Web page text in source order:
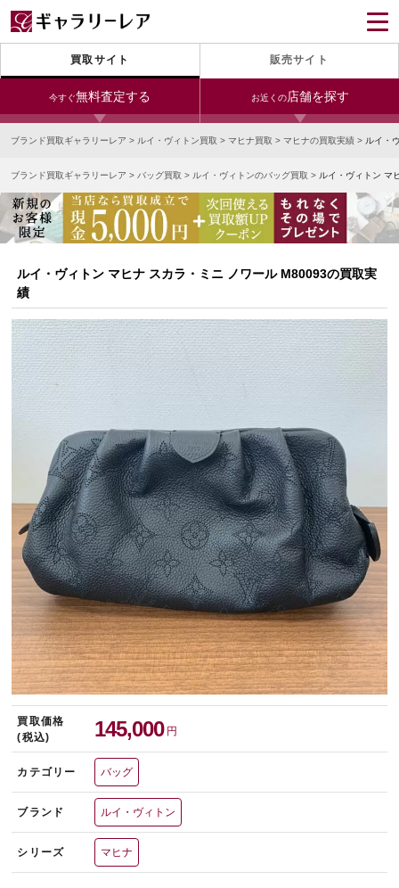
買取サイト 販売サイト
今すぐ無料査定する お近くの店舗を探す
24時間受付（対応時間10:00～19:00）
宅配買取を申し込む
無料の宅配キットをお届けします
今すぐ電話査定
受付時間 10:00～19:00
銀座本店 青山表参道店 新宿東口店
小田急新宿店 LAB東京 名古屋大須店
中野ブロードウェイ
宅配買取を申し込む
無料の宅配キットをお届けします
ブランド買取ギャラリーレア > ルイ・ヴィトン買取 > マヒナ買取 > マヒナの買取実績 > ルイ・
ブランド買取ギャラリーレア > バッグ買取 > ルイ・ヴィトンのバッグ買取 > ルイ・ヴィトン マ
ルイ・ヴィトン マヒナ スカラ・ミニ ノワール M80093の買取実
績
買取価格
(税込)
145,000 円
カテゴリー バッグ
ブランド ルイ・ヴィトン
シリーズ マヒナ